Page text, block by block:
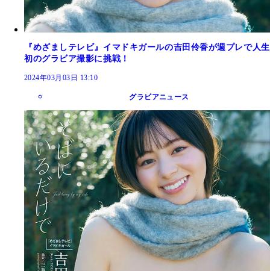
『めざましテレビ』イマドキガールの吉田伶香が週プレで人生
初のグラビア撮影に挑戦！
2024年03月03日 13:10
グラビアニュース